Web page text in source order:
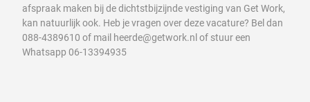
afspraak maken bij de dichtstbijzijnde vestiging van Get Work,
kan natuurlijk ook. Heb je vragen over deze vacature? Bel dan
088-4389610 of mail heerde@getwork.nl of stuur een
Whatsapp 06-13394935